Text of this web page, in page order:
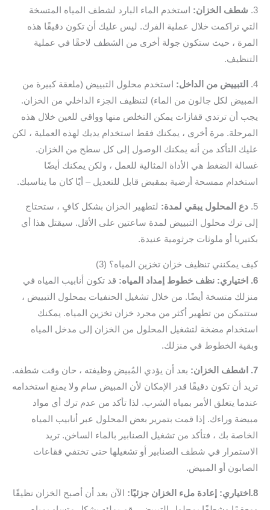
3. شطف الخزان: استخدم الماء البارد لشطف المياه المتسخة
التي تراكمت خلال عملية الفرك. ليس عليك أن تكون دقيقًا هذه
المرة ، حيث ستكون جولة أخرى من الشطف لاحقًا في عملية
التنظيف.
4. التبييض من الداخل: استخدم محلول التبييض (ملعقة كبيرة من
المبيض لكل جالون من الماء) لتنظيف الجزء الداخلي من الخزان.
يجب أن ترتدي قفازات يمكن التخلص منها وواقي للعين خلال هذه
المرحلة. مرة أخرى ، يمكنك فقط استخدام يديك لهذه العملية ، لكن
عليك التأكد من أنه يمكنك الوصول إلى كل سطح من الخزان.
غسالة الضغط هي الأداة المثالية للعمل ، ولكن يمكنك أيضًا
استخدام ممسحة أرضية بمقبض قابل للتعديل – أيًا كان ما يناسبك.
5. دع المحلول يبقي لمدة: لتطهير الخزان بشكل كافٍ ، ستحتاج
إلى ترك محلول التبييض لمدة ساعتين على الأقل. سيقتل هذا أي
بكتيريا أو ملوثات جرثومية عنيدة.
كيف يمكنني تنظيف خزان تخزين المياه؟ (3)
6. اختياري: نظف خطوط إمداد المياه:
قد تكون أنابيب المياه في
منزلك متسخة أيضًا. من خلال تشغيل الحنفيات بمحلول التبييض ،
ستتمكن من تطهير أكثر من مجرد خزان تخزين المياه. يمكنك
استخدام مضخة لتشغيل المحلول من الخزان إلى مدخل المياه
وبقية الخطوط في منزلك.
7. اشطف الخزان:
بعد أن يؤدي المُبيض وظيفته ، حان وقت شطفه.
تريد أن تكون دقيقًا قدر الإمكان لأن المبيض سام ولا يمنع استخدامه
عندما يتعلق الأمر بمياه الشرب. لذا تأكد من عدم ترك أي مواد
مبيضة وراءك. إذا قمت بتمرير بعض المحلول عبر أنابيب المياه
الخاصة بك ، فتأكد من تشغيل الصنابير بالماء الساخن. تريد
الاستمرار في شطف الصنابير أو تشغيلها حتى تختفي فقاعات
الصابون أو المبيض.
8.اختياري: إعادة ملء الخزان جزئيًا:
الآن بعد أن أصبح الخزان نظيفًا